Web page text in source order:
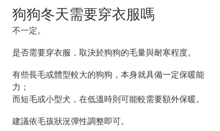
狗狗冬天需要穿衣服嗎
不一定。
是否需要穿衣服，取決於狗狗的毛量與耐寒程度。
有些長毛或體型較大的狗狗，本身就具備一定保暖能
力；
而短毛或小型犬，在低溫時則可能較需要額外保暖。
建議依毛孩狀況彈性調整即可。